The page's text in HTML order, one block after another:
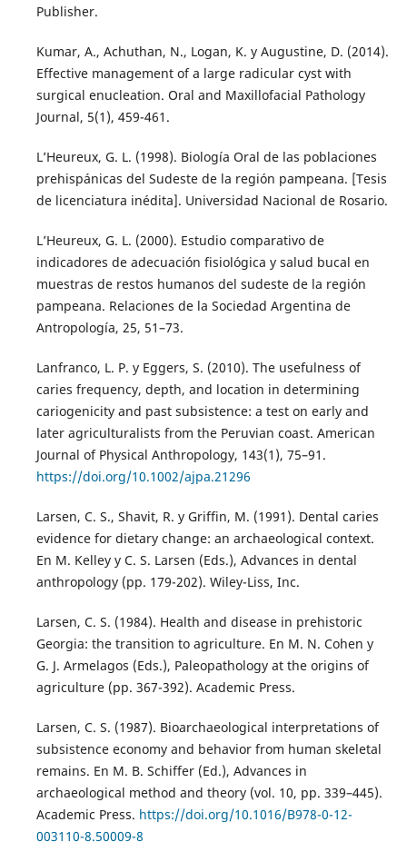
Publisher.
Kumar, A., Achuthan, N., Logan, K. y Augustine, D. (2014).
Effective management of a large radicular cyst with
surgical enucleation. Oral and Maxillofacial Pathology
Journal, 5(1), 459-461.
L’Heureux, G. L. (1998). Biología Oral de las poblaciones
prehispánicas del Sudeste de la región pampeana. [Tesis
de licenciatura inédita]. Universidad Nacional de Rosario.
L’Heureux, G. L. (2000). Estudio comparativo de
indicadores de adecuación fisiológica y salud bucal en
muestras de restos humanos del sudeste de la región
pampeana. Relaciones de la Sociedad Argentina de
Antropología, 25, 51–73.
Lanfranco, L. P. y Eggers, S. (2010). The usefulness of
caries frequency, depth, and location in determining
cariogenicity and past subsistence: a test on early and
later agriculturalists from the Peruvian coast. American
Journal of Physical Anthropology, 143(1), 75–91.
https://doi.org/10.1002/ajpa.21296
Larsen, C. S., Shavit, R. y Griffin, M. (1991). Dental caries
evidence for dietary change: an archaeological context.
En M. Kelley y C. S. Larsen (Eds.), Advances in dental
anthropology (pp. 179-202). Wiley-Liss, Inc.
Larsen, C. S. (1984). Health and disease in prehistoric
Georgia: the transition to agriculture. En M. N. Cohen y
G. J. Armelagos (Eds.), Paleopathology at the origins of
agriculture (pp. 367-392). Academic Press.
Larsen, C. S. (1987). Bioarchaeological interpretations of
subsistence economy and behavior from human skeletal
remains. En M. B. Schiffer (Ed.), Advances in
archaeological method and theory (vol. 10, pp. 339–445).
Academic Press. https://doi.org/10.1016/B978-0-12-
003110-8.50009-8